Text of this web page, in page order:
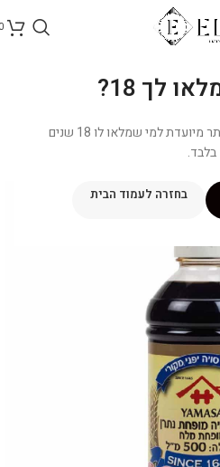
לך 18?
הכניסה והרכישה בחנות האתר מיועדת למי שמלאו לו 18 שנים
בלבד.
בחזרה לעמוד הבית